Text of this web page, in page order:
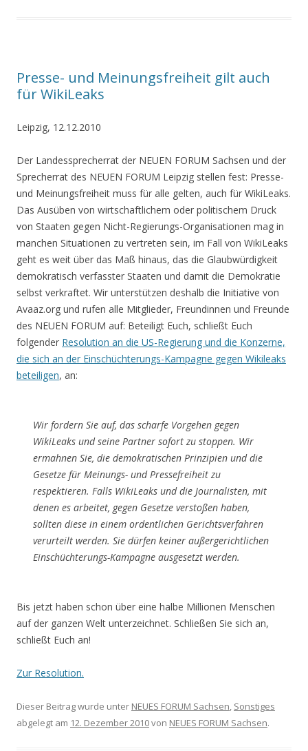
Presse- und Meinungsfreiheit gilt auch
für WikiLeaks
Leipzig, 12.12.2010
Der Landessprecherrat der NEUEN FORUM Sachsen und der
Sprecherrat des NEUEN FORUM Leipzig stellen fest: Presse-
und Meinungsfreiheit muss für alle gelten, auch für WikiLeaks.
Das Ausüben von wirtschaftlichem oder politischem Druck
von Staaten gegen Nicht-Regierungs-Organisationen mag in
manchen Situationen zu vertreten sein, im Fall von WikiLeaks
geht es weit über das Maß hinaus, das die Glaubwürdigkeit
demokratisch verfasster Staaten und damit die Demokratie
selbst verkraftet. Wir unterstützen deshalb die Initiative von
Avaaz.org und rufen alle Mitglieder, Freundinnen und Freunde
des NEUEN FORUM auf: Beteiligt Euch, schließt Euch
folgender Resolution an die US-Regierung und die Konzerne,
die sich an der Einschüchterungs-Kampagne gegen Wikileaks
beteiligen, an:
Wir fordern Sie auf, das scharfe Vorgehen gegen
WikiLeaks und seine Partner sofort zu stoppen. Wir
ermahnen Sie, die demokratischen Prinzipien und die
Gesetze für Meinungs- und Pressefreiheit zu
respektieren. Falls WikiLeaks und die Journalisten, mit
denen es arbeitet, gegen Gesetze verstoßen haben,
sollten diese in einem ordentlichen Gerichtsverfahren
verurteilt werden. Sie dürfen keiner außergerichtlichen
Einschüchterungs-Kampagne ausgesetzt werden.
Bis jetzt haben schon über eine halbe Millionen Menschen
auf der ganzen Welt unterzeichnet. Schließen Sie sich an,
schließt Euch an!
Zur Resolution.
Dieser Beitrag wurde unter NEUES FORUM Sachsen, Sonstiges
abgelegt am 12. Dezember 2010von NEUES FORUM Sachsen.